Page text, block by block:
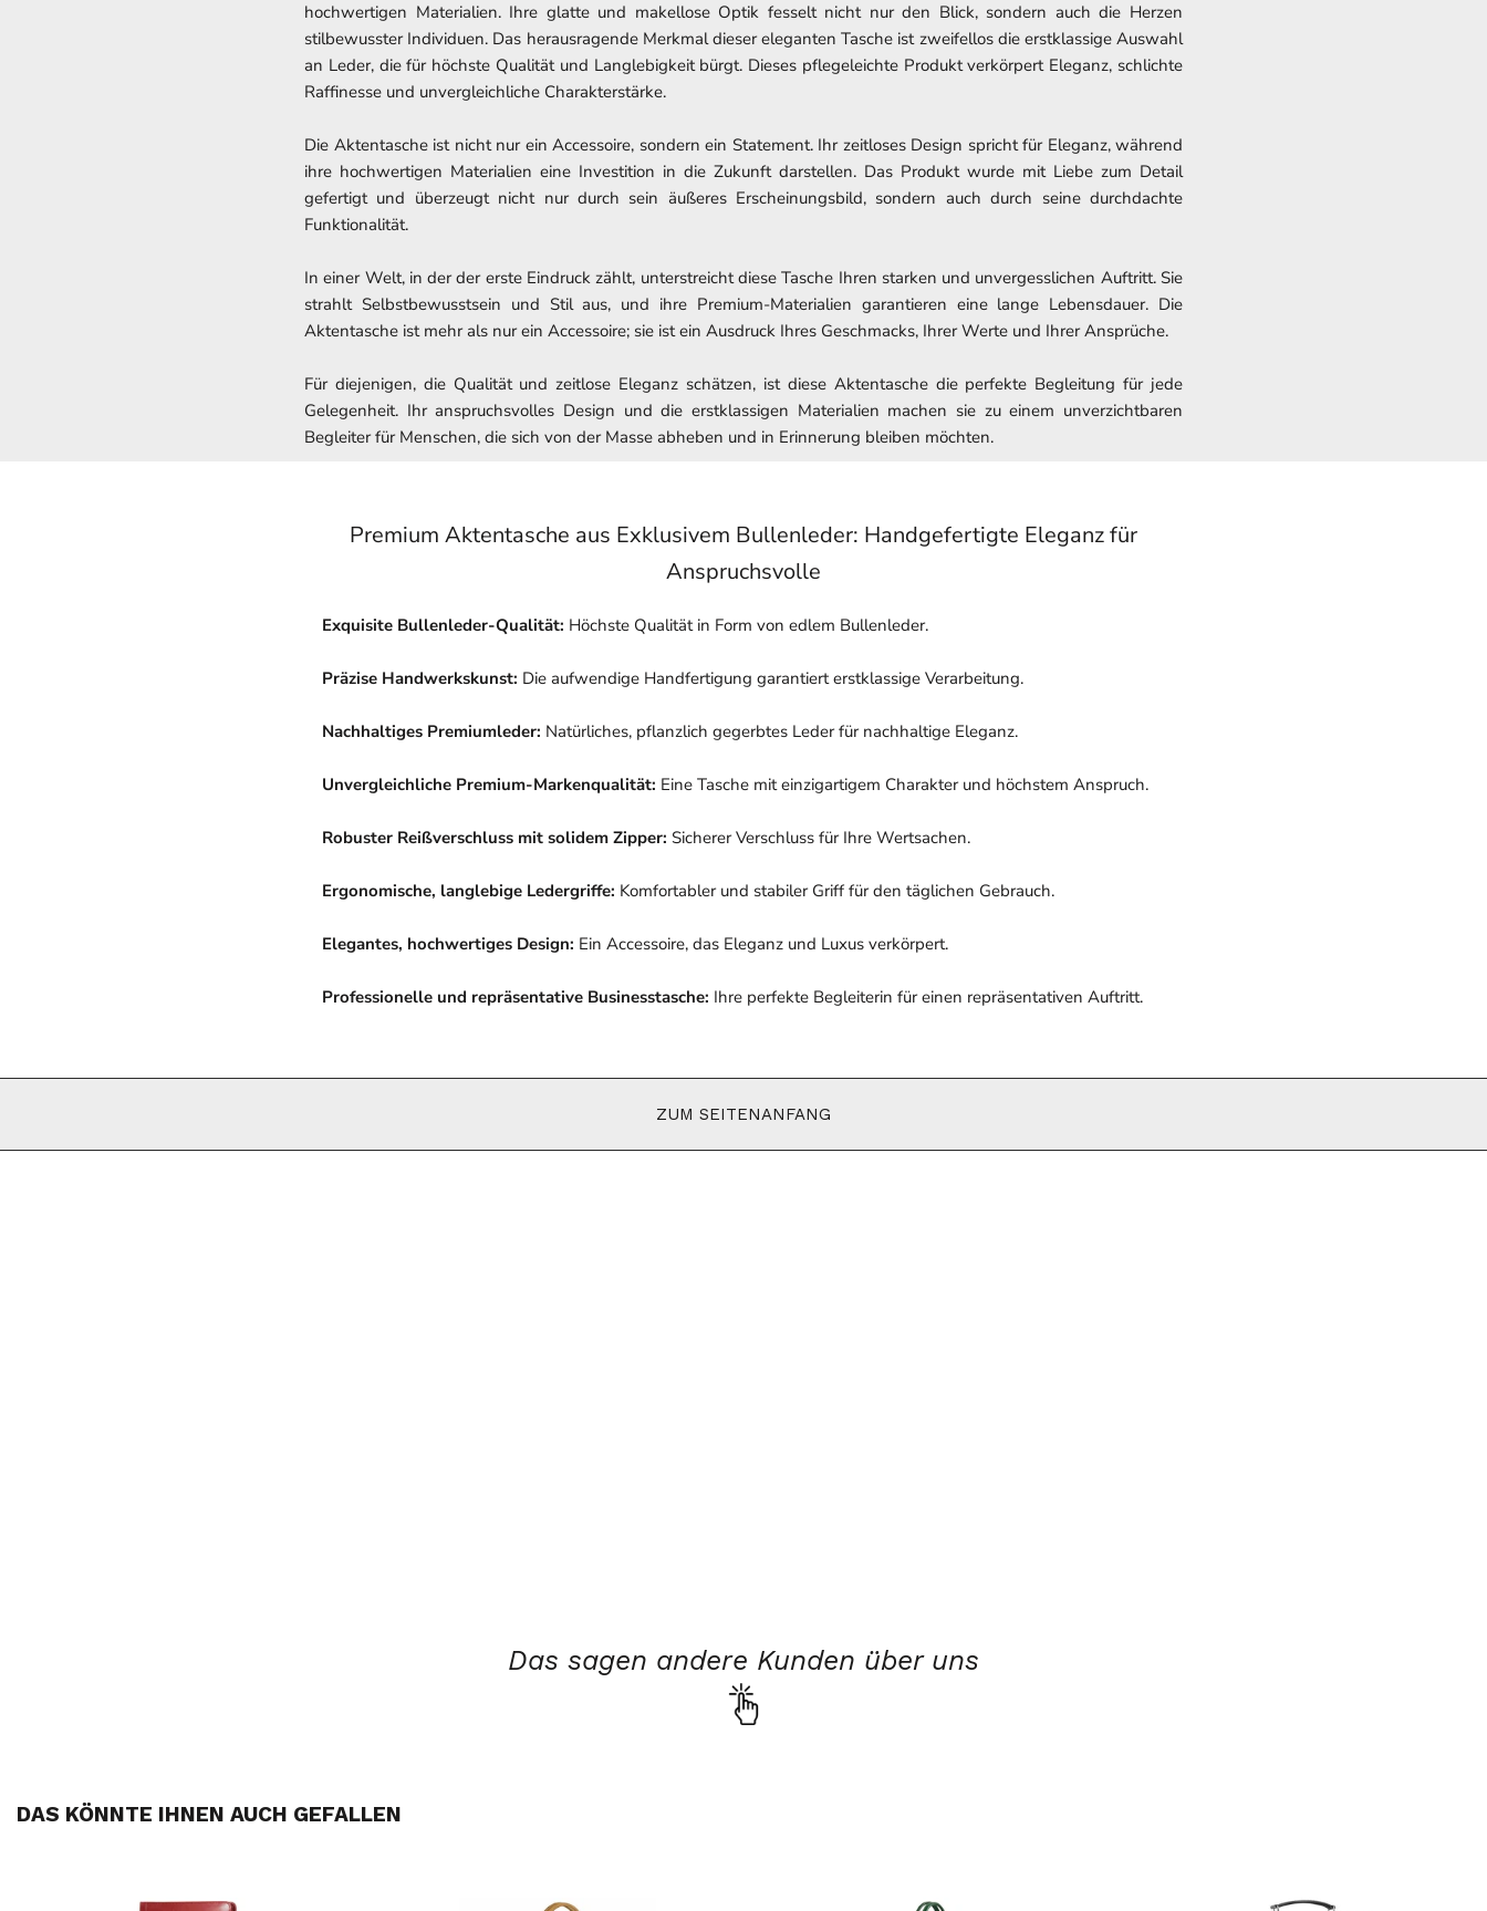
hochwertigen Materialien. Ihre glatte und makellose Optik fesselt nicht nur den Blick, sondern auch die Herzen
stilbewusster Individuen. Das herausragende Merkmal dieser eleganten Tasche ist zweifellos die erstklassige Auswahl
an Leder, die für höchste Qualität und Langlebigkeit bürgt. Dieses pflegeleichte Produkt verkörpert Eleganz, schlichte
Raffinesse und unvergleichliche Charakterstärke.
Die Aktentasche ist nicht nur ein Accessoire, sondern ein Statement. Ihr zeitloses Design spricht für Eleganz, während
ihre hochwertigen Materialien eine Investition in die Zukunft darstellen. Das Produkt wurde mit Liebe zum Detail
gefertigt und überzeugt nicht nur durch sein äußeres Erscheinungsbild, sondern auch durch seine durchdachte
Funktionalität.
In einer Welt, in der der erste Eindruck zählt, unterstreicht diese Tasche Ihren starken und unvergesslichen Auftritt. Sie
strahlt Selbstbewusstsein und Stil aus, und ihre Premium-Materialien garantieren eine lange Lebensdauer. Die
Aktentasche ist mehr als nur ein Accessoire; sie ist ein Ausdruck Ihres Geschmacks, Ihrer Werte und Ihrer Ansprüche.
Für diejenigen, die Qualität und zeitlose Eleganz schätzen, ist diese Aktentasche die perfekte Begleitung für jede
Gelegenheit. Ihr anspruchsvolles Design und die erstklassigen Materialien machen sie zu einem unverzichtbaren
Begleiter für Menschen, die sich von der Masse abheben und in Erinnerung bleiben möchten.
Premium Aktentasche aus Exklusivem Bullenleder: Handgefertigte Eleganz für
Anspruchsvolle
Exquisite Bullenleder-Qualität: Höchste Qualität in Form von edlem Bullenleder.
Präzise Handwerkskunst: Die aufwendige Handfertigung garantiert erstklassige Verarbeitung.
Nachhaltiges Premiumleder: Natürliches, pflanzlich gegerbtes Leder für nachhaltige Eleganz.
Unvergleichliche Premium-Markenqualität: Eine Tasche mit einzigartigem Charakter und höchstem Anspruch.
Robuster Reißverschluss mit solidem Zipper: Sicherer Verschluss für Ihre Wertsachen.
Ergonomische, langlebige Ledergriffe: Komfortabler und stabiler Griff für den täglichen Gebrauch.
Elegantes, hochwertiges Design: Ein Accessoire, das Eleganz und Luxus verkörpert.
Professionelle und repräsentative Businesstasche: Ihre perfekte Begleiterin für einen repräsentativen Auftritt.
ZUM SEITENANFANG
Das sagen andere Kunden über uns
DAS KÖNNTE IHNEN AUCH GEFALLEN